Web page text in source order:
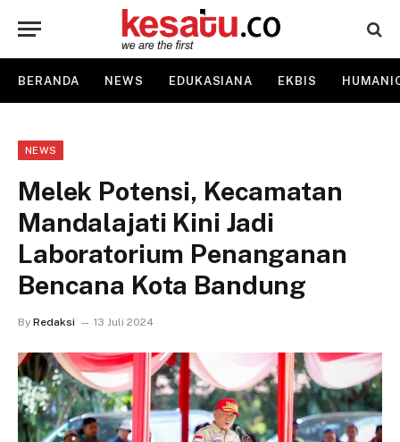
BERANDA NEWS EDUKASIANA EKBIS
NEWS
Melek Potensi, Kecamatan
Mandalajati Kini Jadi
Laboratorium Penanganan
Bencana Kota Bandung
By Redaksi 13 Juli 2024